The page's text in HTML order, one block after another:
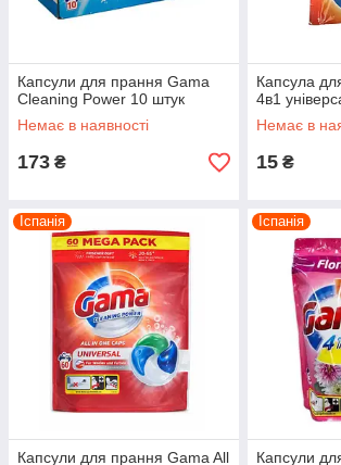
Капсули для прання Gama
Cleaning Power 10 штук
Немає в наявності
173 ₴
Капсула
4в1
Немає в
15 ₴
Іспанія
Капсули для прання Gama All
Іспанія
Капсули